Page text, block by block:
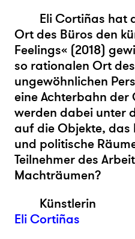
Eli Cortiñas hat
Ort des Büros den
Feelings« (2018)
so rationalen Ort
ungewöhnlichen
eine Achterbahn der
werden dabei unter
auf die Objekte, das
und politische
Teilnehmer des
Machträumen?
Künstlerin
Eli Cortiñas